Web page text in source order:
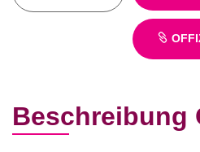
Beschreibung